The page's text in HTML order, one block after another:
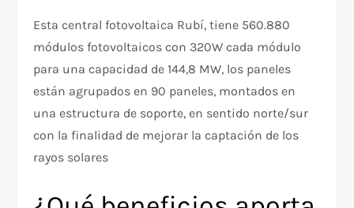
Esta central fotovoltaica Rubí, tiene 560.880
módulos fotovoltaicos con 320W cada módulo
para una capacidad de 144,8 MW, los paneles
están agrupados en 90 paneles, montados en
una estructura de soporte, en sentido norte/sur
con la finalidad de mejorar la captación de los
rayos solares